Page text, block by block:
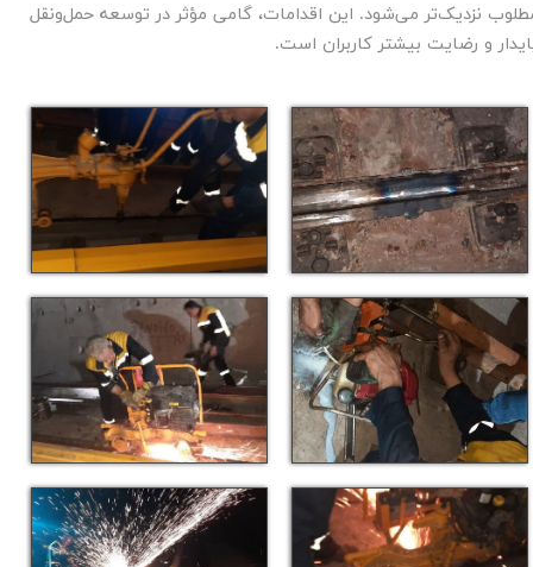
نزدیک‌تر می‌شود. این اقدامات، گامی مؤثر در توسعه حمل‌ونقل
و رضایت بیشتر کاربران است.​​​​​​​